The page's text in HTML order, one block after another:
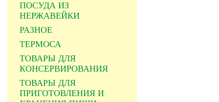
ПОСУДА ИЗ
НЕРЖАВЕЙКИ
РАЗНОЕ
ТЕРМОСА
ТОВАРЫ ДЛЯ
КОНСЕРВИРОВАНИЯ
ТОВАРЫ ДЛЯ
ПРИГОТОВЛЕНИЯ И